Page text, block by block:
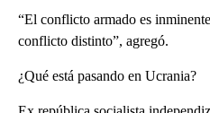
“El conflicto armado es
conflicto distinto”, agregó.
¿Qué está pasando en Ucrania?